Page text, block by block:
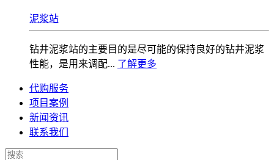
泥浆站
钻井泥浆站的主要目的是尽可能的保持良好的钻井泥浆
性能，是用来调配... 了解更多
代购服务
项目案例
新闻资讯
联系我们